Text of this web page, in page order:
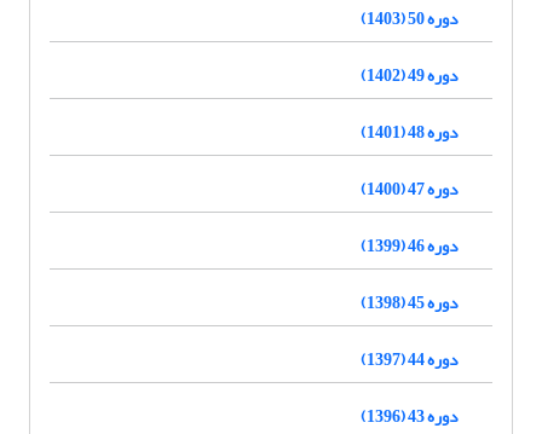
دوره 50 (1403)
دوره 49 (1402)
دوره 48 (1401)
دوره 47 (1400)
دوره 46 (1399)
دوره 45 (1398)
دوره 44 (1397)
دوره 43 (1396)